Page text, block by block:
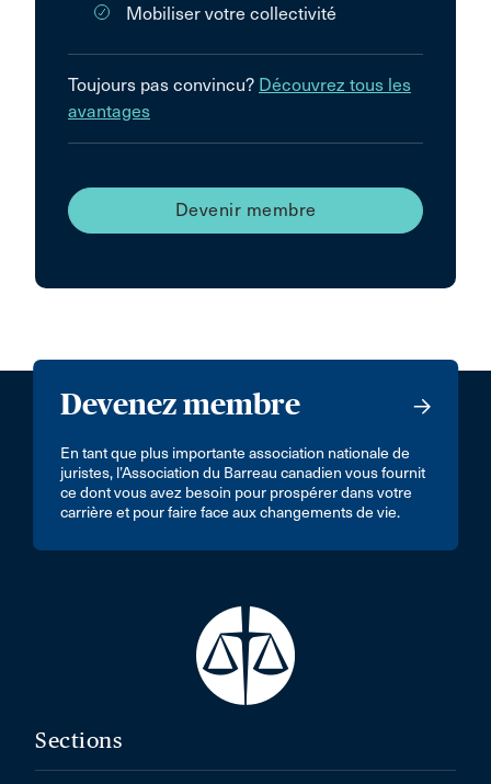
Mobiliser votre collectivité
Toujours pas convincu? Découvrez tous les
avantages
Devenir membre
Devenez membre
En tant que plus importante association nationale de
juristes, l’Association du Barreau canadien vous fournit
ce dont vous avez besoin pour prospérer dans votre
carrière et pour faire face aux changements de vie.
Sections